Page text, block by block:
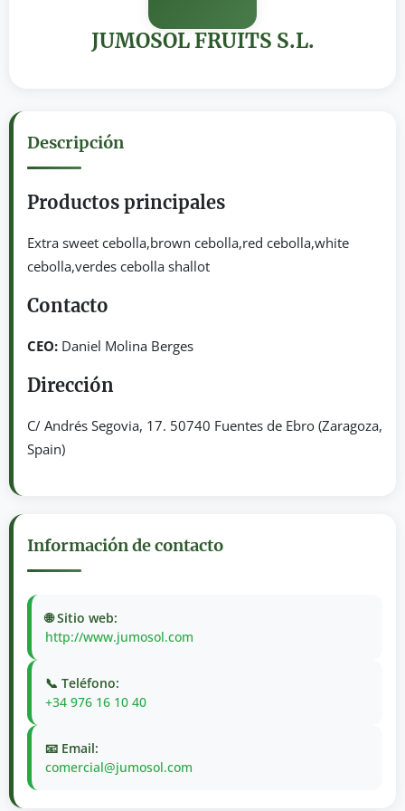
JUMOSOL FRUITS S.L.
Descripción
Productos principales
Extra sweet cebolla,brown cebolla,red cebolla,white
cebolla,verdes cebolla shallot
Contacto
CEO: Daniel Molina Berges
Dirección
C/ Andrés Segovia, 17. 50740 Fuentes de Ebro (Zaragoza,
Spain)
Información de contacto
🌐 Sitio web:
http://www.jumosol.com
📞 Teléfono:
+34 976 16 10 40
📧 Email:
comercial@jumosol.com